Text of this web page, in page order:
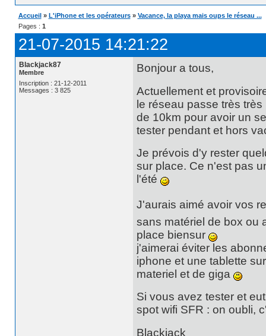
Accueil » L'iPhone et les opérateurs » Vacance, la playa mais oups le réseau ...
Pages : 1
21-07-2015 14:21:22
Blackjack87
Membre
Inscription : 21-12-2011
Messages : 3 825
Bonjour a tous,
Actuellement et
le réseau passe très
de 10km pour avoir un
tester pendant et hors
Je prévois d'y rester
sur place. Ce n'est pas
l'été
J'aurais aimé avoir vos
sans matériel de box ou
place biensur
j'aimerai éviter les
iphone et une tablette
materiel et de giga
Si vous avez tester et
spot wifi SFR : on oubli,
Blackjack